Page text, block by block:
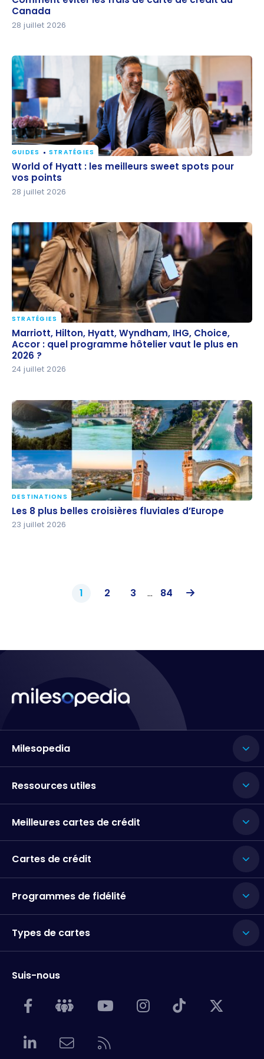
Canada
Canada
28 juillet 2026
World of Hyatt : les meilleurs sweet spots pour vos
points
GUIDES STRATÉGIES
World of Hyatt : les meilleurs sweet spots pour
vos points
28 juillet 2026
Marriott, Hilton, Hyatt, Wyndham, IHG, Choice,
Accor : quel programme hôtelier vaut le plus en
2026 ?
STRATÉGIES
Marriott, Hilton, Hyatt, Wyndham, IHG, Choice,
Accor : quel programme hôtelier vaut le plus en
2026 ?
24 juillet 2026
Les 8 plus belles croisières fluviales d’Europe
DESTINATIONS
Les 8 plus belles croisières fluviales d’Europe
23 juillet 2026
1 2 3 ... 84
Milesopedia
Ressources utiles
Meilleures cartes de crédit
Cartes de crédit
Programmes de fidélité
Types de cartes
Suis-nous